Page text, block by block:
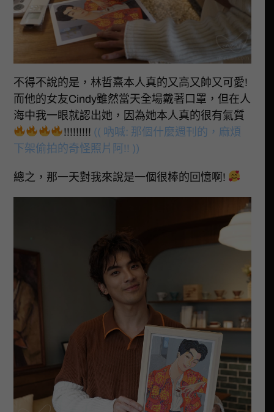
不得不說的是，林哲熹本人真的又高又帥又可愛!
而他的女友Cindy雖然當天全場戴著口罩，但在人
海中我一眼就認出她，因為她本人真的很有氣質
!!!!!!!!! (( 吶喊: 那個什麼週刊的，麻煩
下架偷拍的奇怪照片阿!! ))
總之，那一天對我來說是一個很棒的回憶啊!